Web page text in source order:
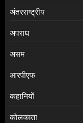
अंतरराष्ट्रीय
अपराध
असम
आरपीएफ
कहानियों
कोलकाता